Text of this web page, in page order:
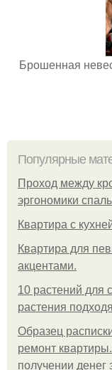
Брошенная
Популярные
Проход между
эргономики
Квартира с
Квартира для
акцентами.
10 растений для
растения
Образец
ремонт
получении